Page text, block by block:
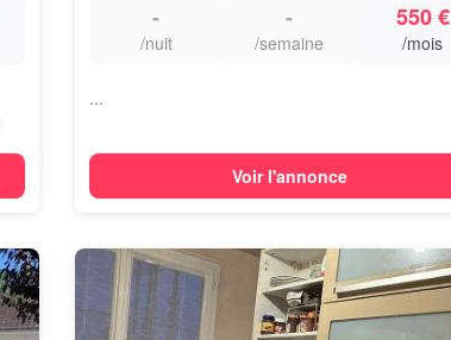
-
/nuit
-
/semaine
550 €
/mois
...
Voir l'annonce